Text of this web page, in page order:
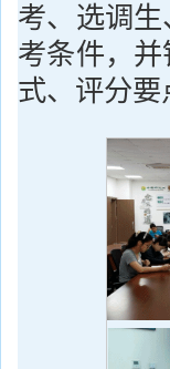
考、选调
考条件，
式、评分